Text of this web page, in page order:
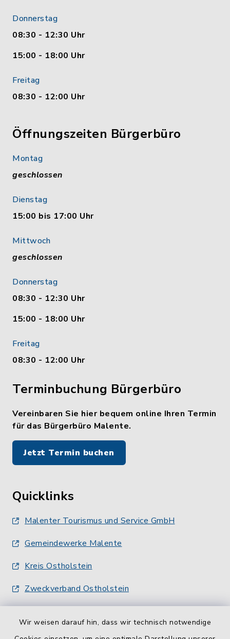
Wir weisen darauf hin, dass wir technisch notwendige
Donnerstag
08:30 - 12:30 Uhr
15:00 - 18:00 Uhr
Freitag
08:30 - 12:00 Uhr
Öffnungszeiten Bürgerbüro
Montag
geschlossen
Dienstag
15:00 bis 17:00 Uhr
Mittwoch
geschlossen
Donnerstag
08:30 - 12:30 Uhr
15:00 - 18:00 Uhr
Freitag
08:30 - 12:00 Uhr
Terminbuchung Bürgerbüro
Vereinbaren Sie hier bequem online Ihren Termin
für das Bürgerbüro Malente.
Jetzt Termin buchen
Quicklinks
Malenter Tourismus und Service GmbH
Gemeindewerke Malente
Kreis Ostholstein
Zweckverband Ostholstein